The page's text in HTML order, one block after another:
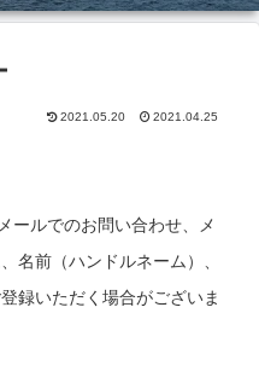
2021.05.20 2021.04.25
ールでのお問い合わせ、メ
名前（ハンドルネーム）、
録いただく場合がございま